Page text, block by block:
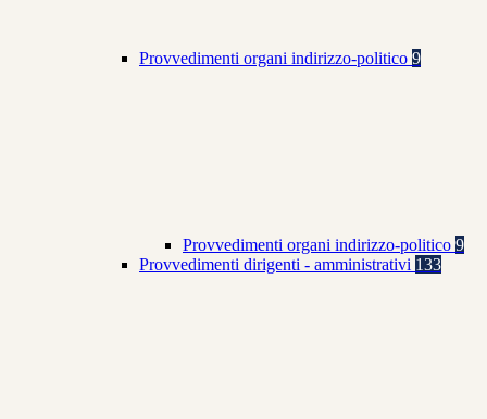
Provvedimenti organi indirizzo-politico 9
Provvedimenti organi indirizzo-politico 9
Provvedimenti dirigenti - amministrativi 133